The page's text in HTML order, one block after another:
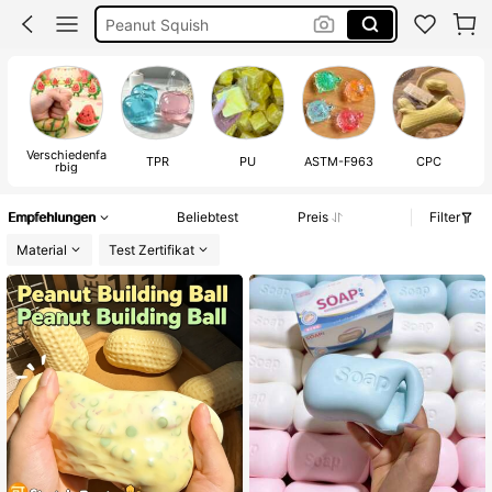
Squishy
Quishies
Verschiedenfa
rbig TPR PU ASTM-F963 CPC
Empfehlungen Beliebtest Preis
Filter
Material
Test Zertifikat